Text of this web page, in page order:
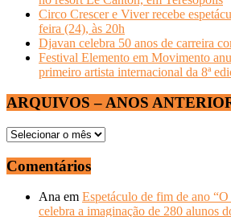
Circo Crescer e Viver recebe
feira (24), às 20h
Djavan celebra 50 anos de carreira
Festival Elemento em Movimento
primeiro artista internacional da 8ª
ARQUIVOS – ANOS
ARQUIVOS
ANOS
ANTERIORES
Comentários
Ana em Espetáculo de fim de ano
celebra a imaginação de 280 alunos